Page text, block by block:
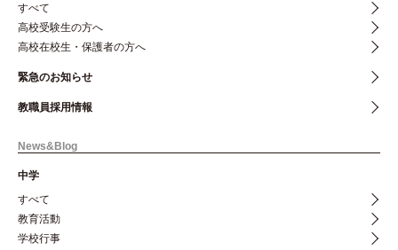
すべて
高校受験生の方へ
高校在校生・保護者の方へ
緊急のお知らせ
教職員採用情報
News&Blog
中学
すべて
教育活動
学校行事